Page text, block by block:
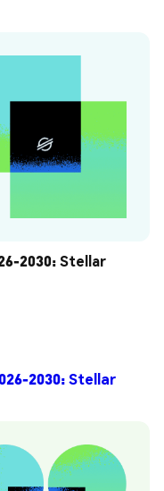
2030: Stellar
2030: Stellar